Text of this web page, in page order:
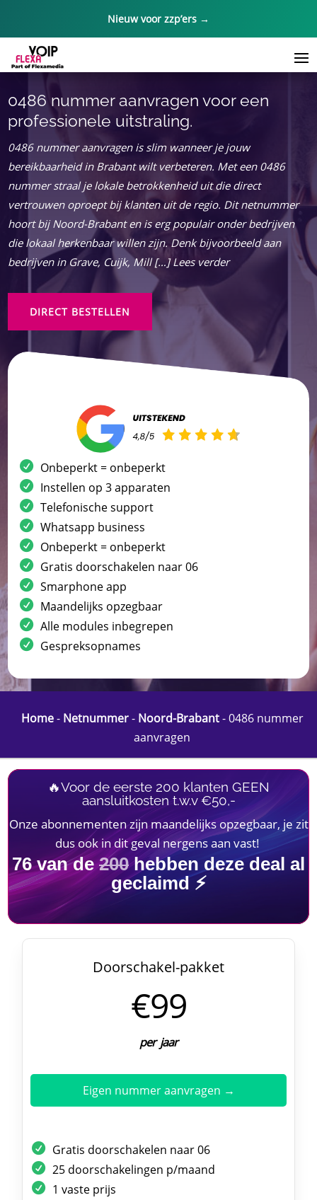
Nieuw voor zzp’ers →
0486 nummer aanvragen voor een
professionele uitstraling.
0486 nummer aanvragen is slim wanneer je jouw
bereikbaarheid in Brabant wilt verbeteren. Met een 0486
nummer straal je lokale betrokkenheid uit die direct
vertrouwen oproept bij klanten uit de regio. Dit netnummer
hoort bij Noord-Brabant en is erg populair onder bedrijven
die lokaal herkenbaar willen zijn. Denk bijvoorbeeld aan
bedrijven in Grave, Cuijk, Mill […] Lees verder
DIRECT BESTELLEN
Onbeperkt = onbeperkt
Instellen op 3 apparaten
Telefonische support
Whatsapp business
Onbeperkt = onbeperkt
Gratis doorschakelen naar 06
Smarphone app
Maandelijks opzegbaar
Alle modules inbegrepen
Gespreksopnames
Home- Netnummer- Noord-Brabant-0486 nummer
aanvragen
🔥Voor de eerste 200 klanten GEEN
aansluitkosten t.w.v €50,-
Onze abonnementen zijn maandelijks opzegbaar, je zit
dus ook in dit geval nergens aan vast!
76van de200hebben deze deal al
geclaimd ⚡
Doorschakel-pakket
€99
per jaar
Eigen nummer aanvragen →
Gratis doorschakelen naar 06
25 doorschakelingen p/maand
1 vaste prijs